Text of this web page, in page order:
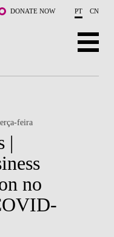
DONATE NOW PT CN
feira
|
no